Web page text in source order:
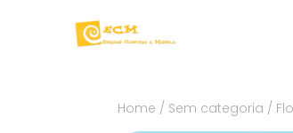
Home / Sem categoria /